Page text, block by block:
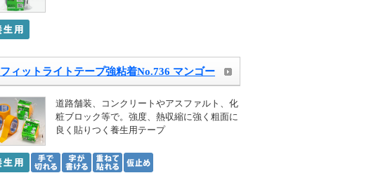
フィットライトテープ強粘着No.736 マンゴー
道路舗装、コンクリートやアスファルト、化
粧ブロック等で。強度、熱収縮に強く粗面に
良く貼りつく養生用テープ